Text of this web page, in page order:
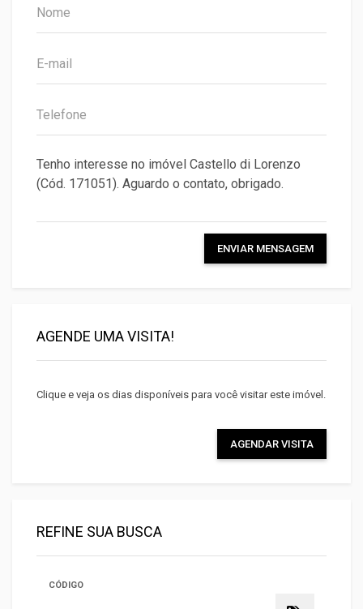
ENVIAR MENSAGEM
AGENDE UMA VISITA!
Clique e veja os dias disponíveis para você visitar este imóvel.
AGENDAR VISITA
REFINE SUA BUSCA
CÓDIGO